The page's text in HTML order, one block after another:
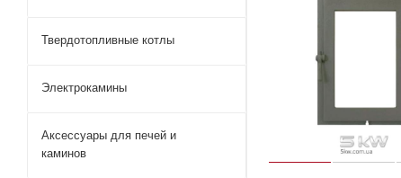
Твердотопливные котлы
Электрокамины
Аксессуары для печей и
каминов